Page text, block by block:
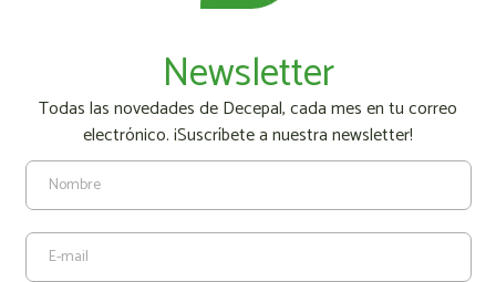
Newsletter
Todas las novedades de Decepal, cada mes en tu correo
electrónico. ¡Suscríbete a nuestra newsletter!